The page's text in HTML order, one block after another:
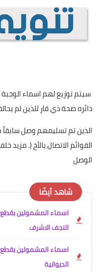
لهم اسماء الوجبة الثانية
ذي قار للذين لم يحالفهم
تسليمهم وصل سابقاً من قبل
أيضًا
اسماء المشمولين بقطع
النجف الاشرف
اسماء المشمولين بقطع
الديوانية